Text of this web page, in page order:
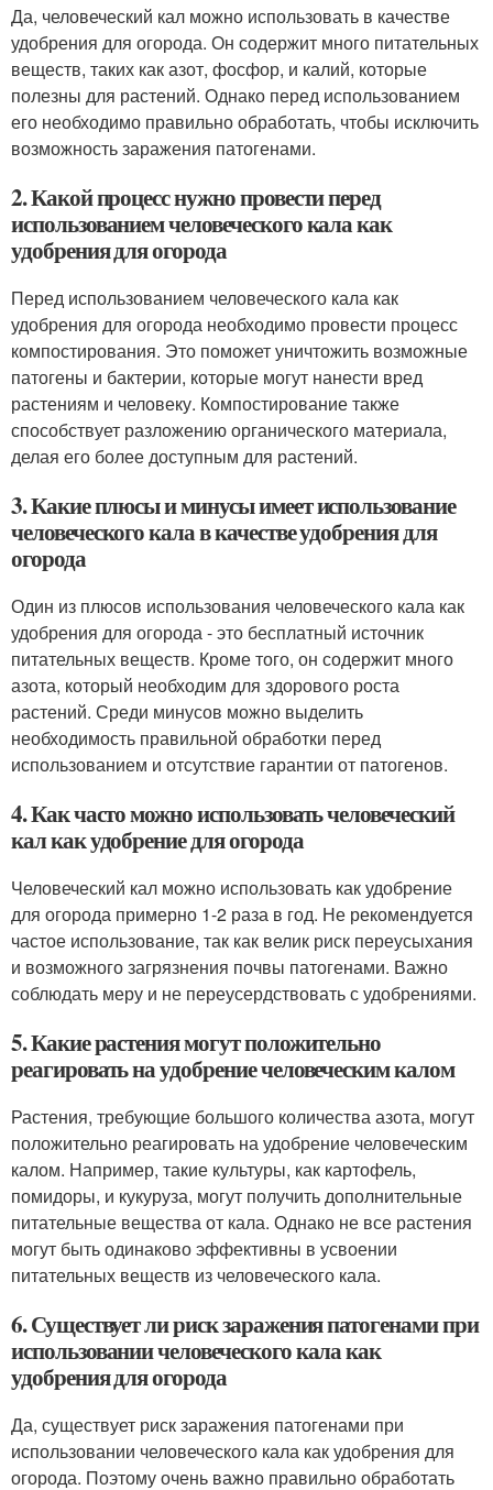
Да, человеческий кал можно использовать в качестве
удобрения для огорода. Он содержит много питательных
веществ, таких как азот, фосфор, и калий, которые
полезны для растений. Однако перед использованием
его необходимо правильно обработать, чтобы исключить
возможность заражения патогенами.
2. Какой процесс нужно провести перед
использованием человеческого кала как
удобрения для огорода
Перед использованием человеческого кала как
удобрения для огорода необходимо провести процесс
компостирования. Это поможет уничтожить возможные
патогены и бактерии, которые могут нанести вред
растениям и человеку. Компостирование также
способствует разложению органического материала,
делая его более доступным для растений.
3. Какие плюсы и минусы имеет использование
человеческого кала в качестве удобрения для
огорода
Один из плюсов использования человеческого кала как
удобрения для огорода - это бесплатный источник
питательных веществ. Кроме того, он содержит много
азота, который необходим для здорового роста
растений. Среди минусов можно выделить
необходимость правильной обработки перед
использованием и отсутствие гарантии от патогенов.
4. Как часто можно использовать человеческий
кал как удобрение для огорода
Человеческий кал можно использовать как удобрение
для огорода примерно 1-2 раза в год. Не рекомендуется
частое использование, так как велик риск переусыхания
и возможного загрязнения почвы патогенами. Важно
соблюдать меру и не переусердствовать с удобрениями.
5. Какие растения могут положительно
реагировать на удобрение человеческим калом
Растения, требующие большого количества азота, могут
положительно реагировать на удобрение человеческим
калом. Например, такие культуры, как картофель,
помидоры, и кукуруза, могут получить дополнительные
питательные вещества от кала. Однако не все растения
могут быть одинаково эффективны в усвоении
питательных веществ из человеческого кала.
6. Существует ли риск заражения патогенами при
использовании человеческого кала как
удобрения для огорода
Да, существует риск заражения патогенами при
использовании человеческого кала как удобрения для
огорода. Поэтому очень важно правильно обработать